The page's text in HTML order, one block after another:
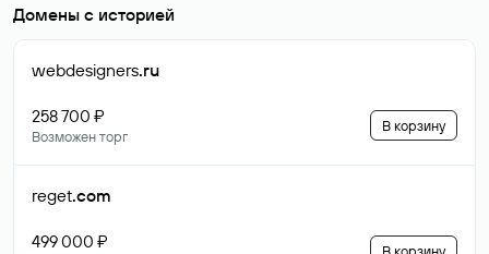
Домены с историей
webdesigners.ru
258 700 ₽
Возможен торг
В корзину
reget.com
499 000 ₽